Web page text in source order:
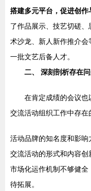
搭建多元平台，促进创作
了作品展示、技艺切磋
术沙龙、新人新作推介
一批文艺后备人才。
二、 深刻剖析存在
在肯定成绩的会议
交流活动组织工作中存在
活动品牌的知名度和影响
交流活动的形式和内容创
市场化运作机制不够健
待拓展。